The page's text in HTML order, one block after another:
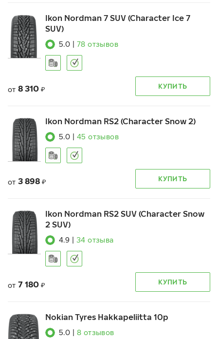
Ikon Nordman 7 SUV (Character Ice 7
SUV)
5.0 78 отзывов
от 8 310 ₽ КУПИТЬ
Ikon Nordman RS2 (Character Snow 2)
5.0 45 отзывов
от 3 898 ₽ КУПИТЬ
Ikon Nordman RS2 SUV (Character Snow
2 SUV)
4.9 34 отзыва
от 7 180 ₽ КУПИТЬ
Nokian Tyres Hakkapeliitta 10p
5.0 8 отзывов